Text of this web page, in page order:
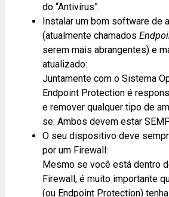
do “Antivírus”.
Instalar um bom software de
(atualmente chamados
serem mais abrangentes) e
atualizado:
Juntamente com o Sistema
Endpoint Protection é
e remover qualquer tipo de
se: Ambos devem estar
O seu dispositivo deve
por um Firewall:
Mesmo se você está dentro
Firewall, é muito importante
(ou Endpoint Protection)